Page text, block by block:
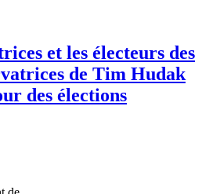
et les électeurs des
de Tim Hudak
des élections